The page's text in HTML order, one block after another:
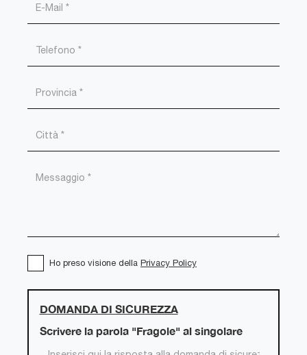
Ho preso visione della Privacy Policy
DOMANDA DI SICUREZZA
Scrivere la parola "Fragole" al singolare